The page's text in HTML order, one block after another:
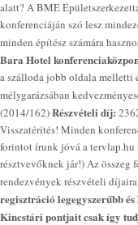
alatt? A BME
konferenciáján szó lesz
minden építész számára
Bara Hotel
a szálloda jobb oldala melletti
mélygarázsában
(2014/162)Részvételi díj:
Visszatérítés! Minden
forintot írunk jóvá a tervlap.hu
résztvevőknek jár!) Az összeg
rendezvények részvételi
regisztráció legegyszerűbb
Kincstári pontjait csak így